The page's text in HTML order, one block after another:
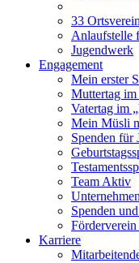
33
Anlaufstelle
Jugendwerk
Engagement
Mein erster
Muttertag
Vatertag im
Mein Müsli
Spenden für
Team Aktiv
Spenden
Karriere